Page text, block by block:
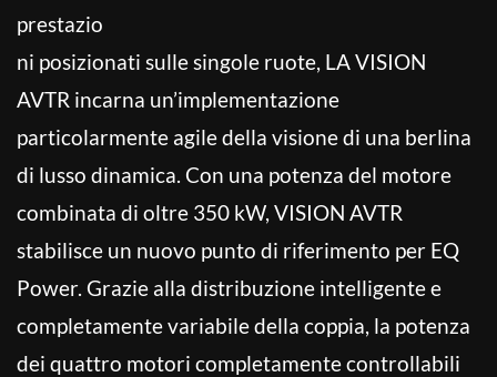
prestazio
ni posizionati sulle singole ruote, LA VISION
AVTR incarna un’implementazione
particolarmente agile della visione di una berlina
di lusso dinamica. Con una potenza del motore
combinata di oltre 350 kW, VISION AVTR
stabilisce un nuovo punto di riferimento per EQ
Power. Grazie alla distribuzione intelligente e
completamente variabile della coppia, la potenza
dei quattro motori completamente controllabili